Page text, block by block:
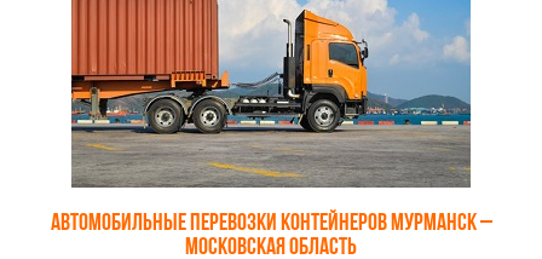
Автомобильные перевозки контейнеров Мурманск –
Московская область